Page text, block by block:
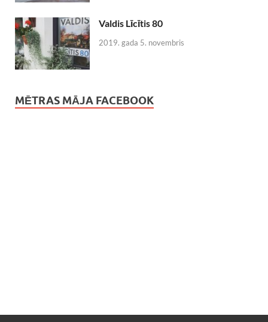
Valdis Līcītis 80
2019. gada 5. novembris
MĒTRAS MĀJA FACEBOOK